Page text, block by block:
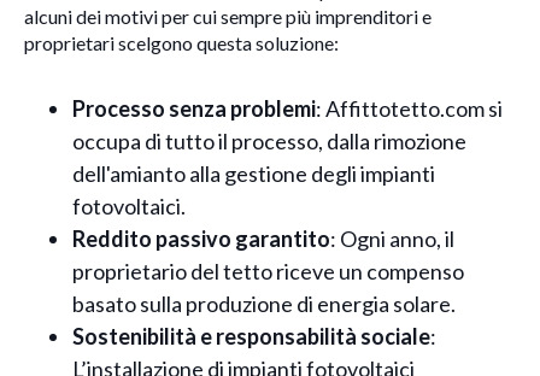
alcuni dei motivi per cui sempre più imprenditori e
proprietari scelgono questa soluzione:
Processo senza problemi: Affittotetto.com si
occupa di tutto il processo, dalla rimozione
dell'amianto alla gestione degli impianti
fotovoltaici.
Reddito passivo garantito: Ogni anno, il
proprietario del tetto riceve un compenso
basato sulla produzione di energia solare.
Sostenibilità e responsabilità sociale:
L’installazione di impianti fotovoltaici